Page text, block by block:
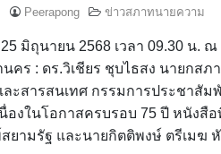
Peerapong ข่าวสภาทนายความ
มิถุนายน 2568 เวลา 09.30 น.
นคร : ดร.วิเชียร ชุบไธสง นายกส
ละสารสนเทศ กรรมการประชาสัม
องในโอกาสครบรอบ 75 ปี หนัง
ยามรัฐ และนายกิตติพงษ์ ตรีเมฆ